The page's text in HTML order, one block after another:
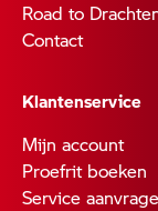
Road to
Contact
Klantenservice
Mijn account
Proefrit boeken
Service